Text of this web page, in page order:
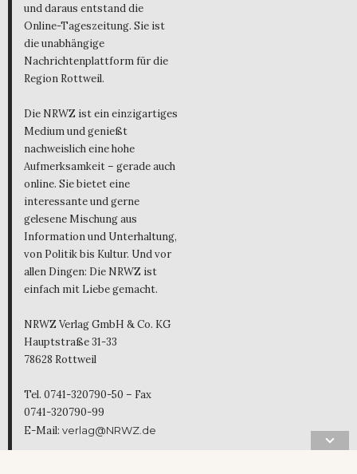
und daraus entstand die
Online-Tageszeitung. Sie ist
die unabhängige
Nachrichtenplattform für die
Region Rottweil.
Die NRWZ ist ein einzigartiges
Medium und genießt
nachweislich eine hohe
Aufmerksamkeit – gerade auch
online. Sie bietet eine
interessante und gerne
gelesene Mischung aus
Information und Unterhaltung,
von Politik bis Kultur. Und vor
allen Dingen: Die NRWZ ist
einfach mit Liebe gemacht.
NRWZ Verlag GmbH & Co. KG
Hauptstraße 31-33
78628 Rottweil
Tel. 0741-320790-50 – Fax
0741-320790-99
E-Mail: verlag@NRWZ.de